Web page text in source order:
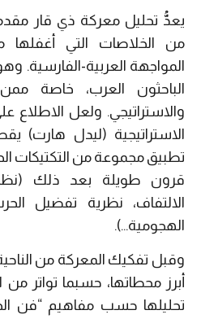
يعدُّ تحليل معركة ذي قار
من الخلاصات التي
المواجهة العربية-الفارسية.
الباحثون العرب، خاصة ممن
والاستراتيجي. ولعل
الاستراتيجية (ليدل هارت)
تطبيق مجموعة من التكتيكات
قرون طويلة بعد ذلك
الالتفاف، نظرية تفضيل
الهجومية…).
وقبل تفكيك المعركة من الناحية
أبرز محطاتها، حسبما تواتر من
تحليلها حسب مفاهيم “فن